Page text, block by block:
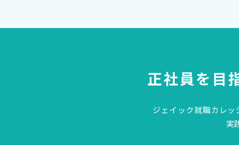
正社員を目
ジェイック就職カレッ
実